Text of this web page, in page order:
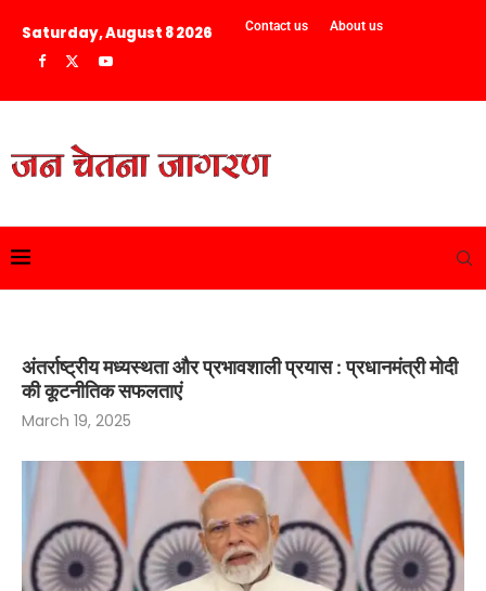
Saturday, August 8 2026 Contact us About us
अंतर्राष्ट्रीय मध्यस्थता और प्रभावशाली प्रयास : प्रधानमंत्री मोदी
की कूटनीतिक सफलताएं
March 19, 2025